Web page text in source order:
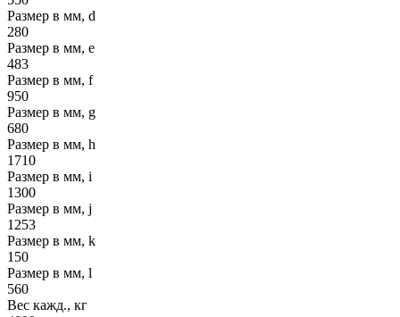
Размер в мм, d
280
Размер в мм, e
483
Размер в мм, f
950
Размер в мм, g
680
Размер в мм, h
1710
Размер в мм, i
1300
Размер в мм, j
1253
Размер в мм, k
150
Размер в мм, l
560
Вес кажд., кг